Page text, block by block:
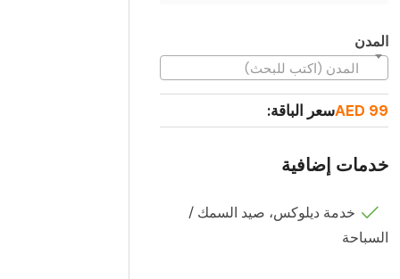
المدن
المدن (اكتب للبحث)
سعر الباقة: 99 AED
خدمات إضافية
خدمة ديلوكس، صيد السمك /
السباحة